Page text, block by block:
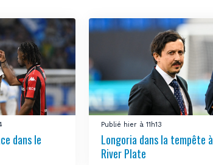
dans le
Publié hier à 11h13
Longoria dans la tempête à
River Plate